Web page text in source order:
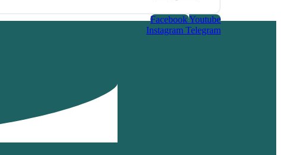
FacebookYoutube
Instagram Telegram